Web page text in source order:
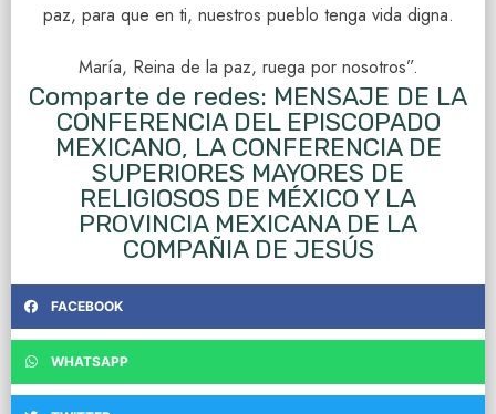
paz, para que en ti, nuestros pueblo tenga vida digna.
María, Reina de la paz, ruega por nosotros”.
Comparte de redes: MENSAJE DE LA
CONFERENCIA DEL EPISCOPADO
MEXICANO, LA CONFERENCIA DE
SUPERIORES MAYORES DE
RELIGIOSOS DE MÉXICO Y LA
PROVINCIA MEXICANA DE LA
COMPAÑIA DE JESÚS
FACEBOOK
WHATSAPP